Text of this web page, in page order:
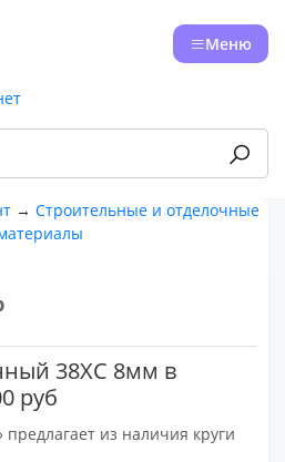
Меню
→ Строительные и отделочные
38ХС 8мм в
руб
из наличия круги